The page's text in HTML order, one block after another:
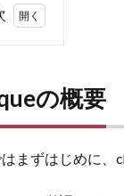
の概要
まずはじめに、